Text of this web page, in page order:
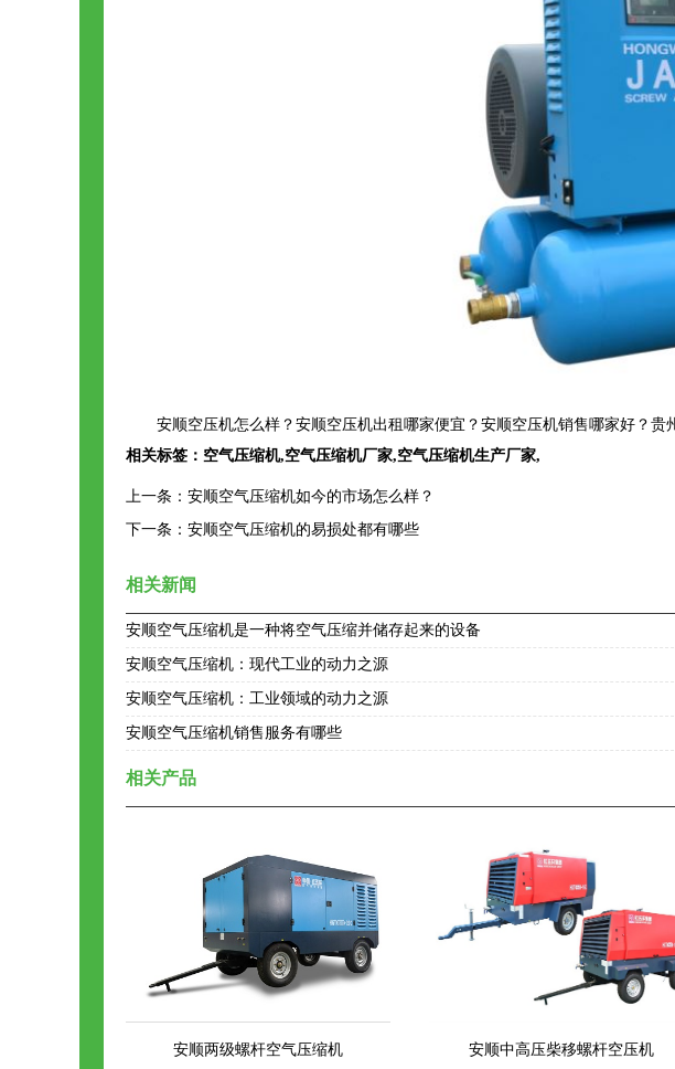
安顺空压机怎么样？安顺空压机出租哪家便宜？安顺空压机销售哪家好？
相关标签： 空气压缩机,空气压缩机厂家,空气压缩机生产厂家,
上一条： 安顺空气压缩机如今的市场怎么样？
下一条： 安顺空气压缩机的易损处都有哪些
相关新闻
安顺空气压缩机是一种将空气压缩并储存起来的设备
安顺空气压缩机：现代工业的动力之源
安顺空气压缩机：工业领域的动力之源
安顺空气压缩机销售服务有哪些
相关产品
安顺两级螺杆空气压缩机 安顺中高压柴移螺杆空压机